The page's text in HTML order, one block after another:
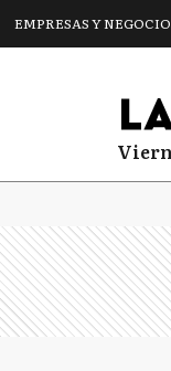
EMPRESAS Y